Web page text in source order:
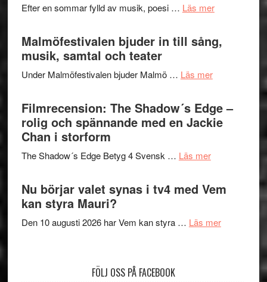
terräng
Efter en sommar fylld av musik, poesi … Läs merom
Hannes
Pöntinen
avslutar
Malmöfestivalen bjuder in till sång,
musik, samtal och teater
Under Malmöfestivalen bjuder Malmö … Läs merom
in
till
och
Filmrecension: The Shadow´s Edge –
rolig och spännande med en Jackie
Chan i storform
The Shadow´s Edge Betyg 4 Svensk … Läs merom
Shadow
Edge
Nu börjar valet synas i tv4 med Vem
kan styra Mauri?
Den 10 augusti 2026 har Vem kan styra … Läs merom
FÖLJ OSS PÅ FACEBOOK